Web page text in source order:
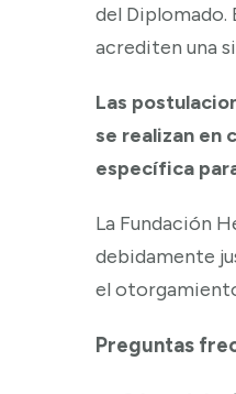
del Diplomado.
acrediten una
Las
se realizan en
específica
La Fundación
debidamente
el
Preguntas